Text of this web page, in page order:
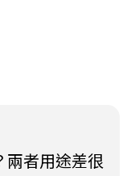
兩者用途差很